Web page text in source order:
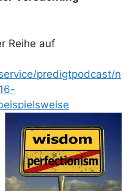
Reihe auf
predigtpodcast/n